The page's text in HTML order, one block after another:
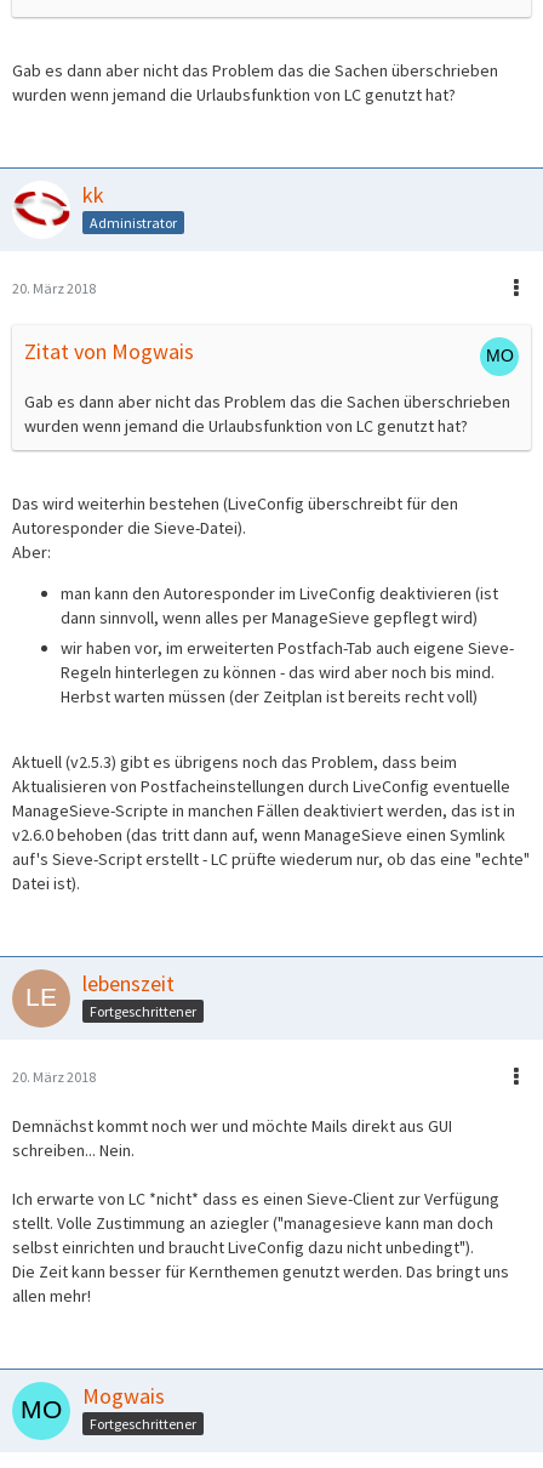
Gab es dann aber nicht das Problem das die Sachen überschrieben
wurden wenn jemand die Urlaubsfunktion von LC genutzt hat?
kk
Administrator
20. März 2018
Zitat von Mogwais
Gab es dann aber nicht das Problem das die Sachen überschrieben
wurden wenn jemand die Urlaubsfunktion von LC genutzt hat?
Das wird weiterhin bestehen (LiveConfig überschreibt für den
Autoresponder die Sieve-Datei).
Aber:
man kann den Autoresponder im LiveConfig deaktivieren (ist
dann sinnvoll, wenn alles per ManageSieve gepflegt wird)
wir haben vor, im erweiterten Postfach-Tab auch eigene Sieve-
Regeln hinterlegen zu können - das wird aber noch bis mind.
Herbst warten müssen (der Zeitplan ist bereits recht voll)
Aktuell (v2.5.3) gibt es übrigens noch das Problem, dass beim
Aktualisieren von Postfacheinstellungen durch LiveConfig eventuelle
ManageSieve-Scripte in manchen Fällen deaktiviert werden, das ist in
v2.6.0 behoben (das tritt dann auf, wenn ManageSieve einen Symlink
auf's Sieve-Script erstellt - LC prüfte wiederum nur, ob das eine "echte"
Datei ist).
lebenszeit
Fortgeschrittener
20. März 2018
Demnächst kommt noch wer und möchte Mails direkt aus GUI
schreiben... Nein.
Ich erwarte von LC *nicht* dass es einen Sieve-Client zur Verfügung
stellt. Volle Zustimmung an aziegler ("managesieve kann man doch
selbst einrichten und braucht LiveConfig dazu nicht unbedingt").
Die Zeit kann besser für Kernthemen genutzt werden. Das bringt uns
allen mehr!
Mogwais
Fortgeschrittener